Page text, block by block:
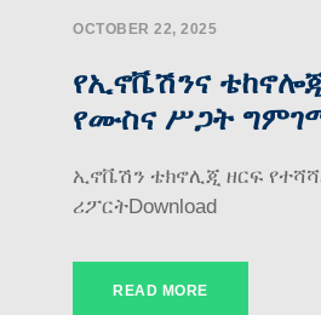
OCTOBER 22, 2025
የኢኖቬሽንና
የሙስና ሥጋት
ኢኖቬሽን ቴክኖሊጂ ዘርፍ
ሪፖርትDownload
READ MORE